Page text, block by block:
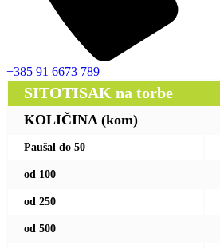
+385 91 6673 789
SITOTISAK na torbe
KOLIČINA (kom)
Paušal do 50
od 100
od 250
od 500